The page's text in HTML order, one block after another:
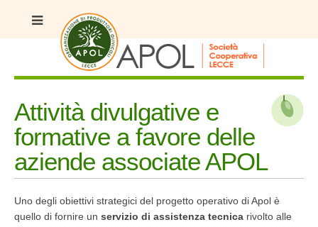
Attività divulgative e
formative a favore delle
aziende associate APOL
Uno degli obiettivi strategici del progetto operativo di Apol è
quello di fornire un servizio di assistenza tecnica rivolto alle